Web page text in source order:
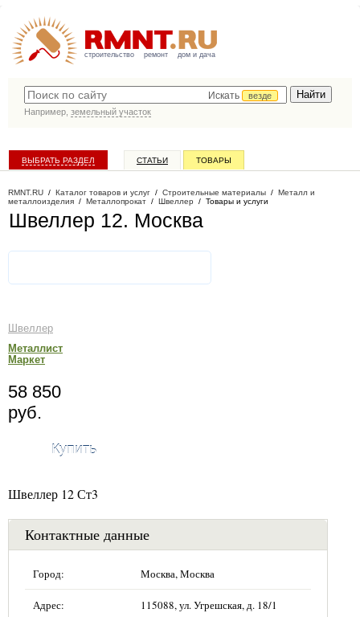
строительство ремонт дом и дача
Искать
везде
Например, земельный участок
ВЫБРАТЬ РАЗДЕЛ СТАТЬИ ТОВАРЫ
RMNT.RU / Каталог товаров и услуг / Строительные материалы / Металл и
металлоизделия / Металлопрокат / Швеллер / Товары и услуги
Швеллер 12. Москва
Швеллер
Металлист
Маркет
58 850
руб.
Купить
Швеллер 12 Ст3
Контактные данные
Город: Москва, Москва
Адрес: 115088, ул. Угрешская, д. 18/1